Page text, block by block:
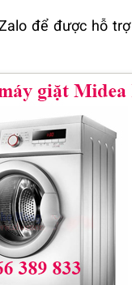
để được hỗ